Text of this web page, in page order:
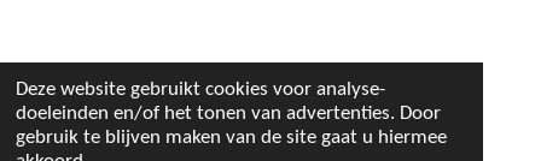
Deze website gebruikt cookies voor analyse-
doeleinden en/of het tonen van advertenties. Door
gebruik te blijven maken van de site gaat u hiermee